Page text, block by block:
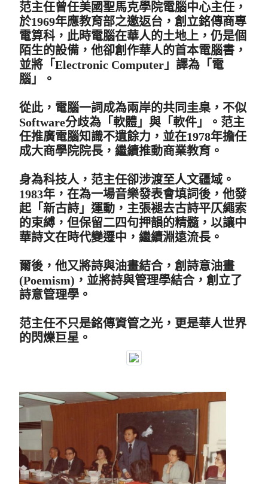
范主任曾任美國聖馬克學院電腦中心主任，
於1969年應教育部之邀返台，創立銘傳商專
電算科，此時電腦在華人的土地上，仍是個
陌生的設備，他卻創作華人的首本電腦書，
並將「Electronic Computer」譯為「電
腦」。
從此，電腦一詞成為兩岸的共同圭臬，不似
Software分歧為「軟體」與「軟件」。范主
任推廣電腦知識不遺餘力，並在1978年擔任
成大商學院院長，繼續推動商業教育。
身為科技人，范主任卻涉渡至人文疆域。
1983年，在為一場音樂發表會填詞後，他發
起「新古詩」運動，主張褪去古詩平仄繩索
的束縛，但保留二四句押韻的精髓，以讓中
華詩文在時代變遷中，繼續淵遠流長。
爾後，他又將詩與油畫結合，創詩意油畫
(Poemism)，並將詩與管理學結合，創立了
詩意管理學。
范主任不只是銘傳資管之光，更是華人世界
的閃爍巨星。